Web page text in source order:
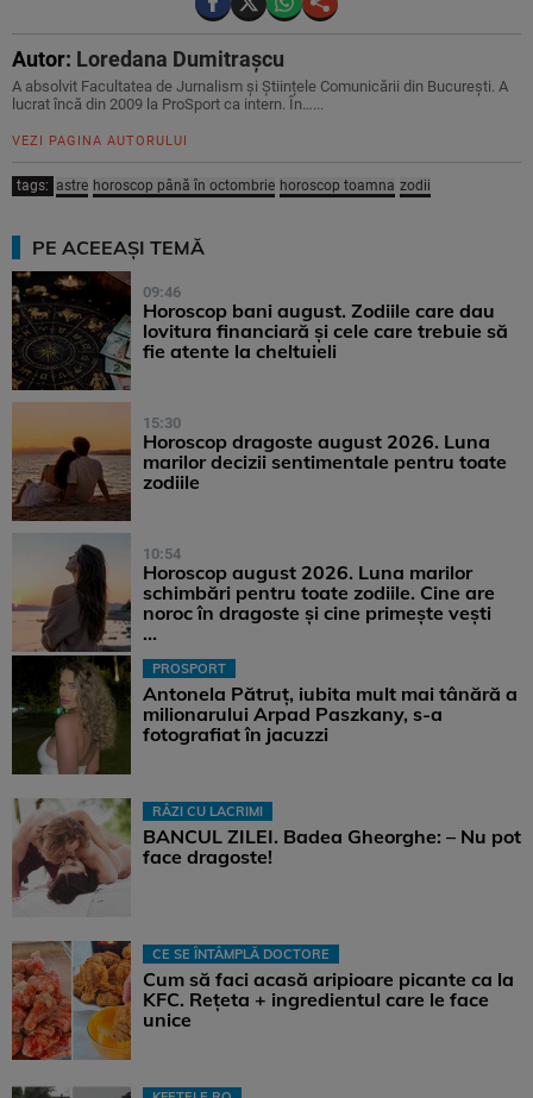
Autor: Loredana Dumitrașcu
A absolvit Facultatea de Jurnalism și Științele Comunicării din București. A
lucrat încă din 2009 la ProSport ca intern. În…...
VEZI PAGINA AUTORULUI
tags: astre horoscop până în octombrie horoscop toamna zodii
PE ACEEAȘI TEMĂ
09:46
Horoscop bani august. Zodiile care dau
lovitura financiară și cele care trebuie să
fie atente la cheltuieli
15:30
Horoscop dragoste august 2026. Luna
marilor decizii sentimentale pentru toate
zodiile
10:54
Horoscop august 2026. Luna marilor
schimbări pentru toate zodiile. Cine are
noroc în dragoste și cine primește vești
...
PROSPORT
Antonela Pătruț, iubita mult mai tânără a
milionarului Arpad Paszkany, s-a
fotografiat în jacuzzi
RÂZI CU LACRIMI
BANCUL ZILEI. Badea Gheorghe: – Nu pot
face dragoste!
CE SE ÎNTÂMPLĂ DOCTORE
Cum să faci acasă aripioare picante ca la
KFC. Rețeta + ingredientul care le face
unice